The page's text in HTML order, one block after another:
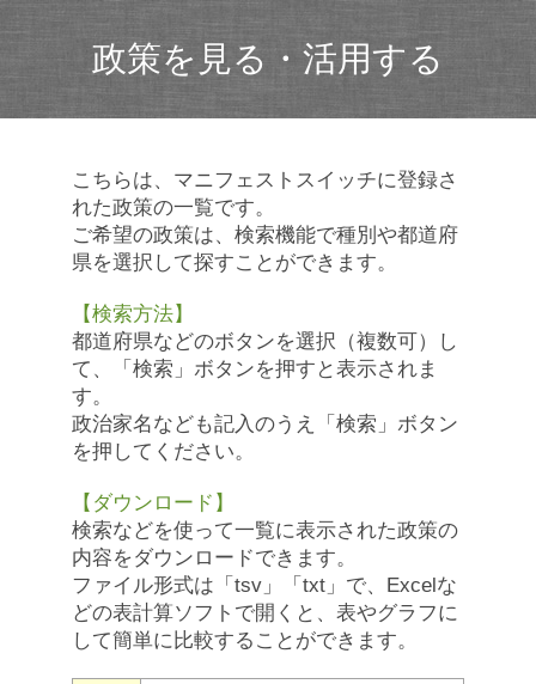
政策を見る・活用する
こちらは、マニフェストスイッチに登録さ
れた政策の一覧です。
ご希望の政策は、検索機能で種別や都道府
県を選択して探すことができます。
【検索方法】
都道府県などのボタンを選択（複数可）し
て、「検索」ボタンを押すと表示されま
す。
政治家名なども記入のうえ「検索」ボタン
を押してください。
【ダウンロード】
検索などを使って一覧に表示された政策の
内容をダウンロードできます。
ファイル形式は「tsv」「txt」で、Excelな
どの表計算ソフトで開くと、表やグラフに
して簡単に比較することができます。